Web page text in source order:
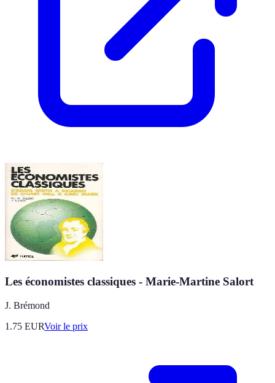
Les économistes classiques - Marie-Martine Salort
J. Brémond
1.75 EURVoir le prix